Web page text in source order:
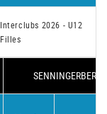
Interclubs 2026 - U12
Filles